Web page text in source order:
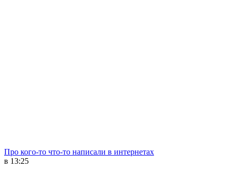
Про кого-то что-то написали в интернетах
в 13:25